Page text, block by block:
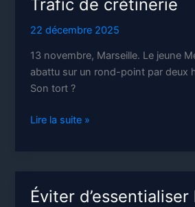
Trafic de crétinerie
22 décembre 2025
13 novembre, Marseille. Le jeune
abattu sur un rond-point par deux
Son tort ?
Trafic
Lire la suite »
Éviter